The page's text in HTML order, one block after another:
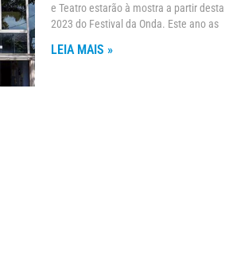
e Teatro estarão à mostra a partir
2023 do Festival da Onda. Este ano as
LEIA MAIS »